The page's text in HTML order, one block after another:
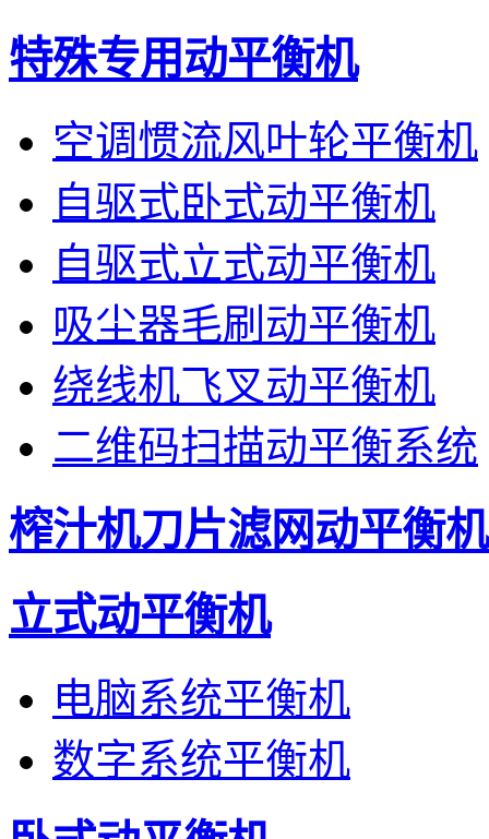
特殊专用动平衡机
空调惯流风叶轮平衡机
自驱式卧式动平衡机
自驱式立式动平衡机
吸尘器毛刷动平衡机
绕线机飞叉动平衡机
二维码扫描动平衡系统
榨汁机刀片滤网动平衡机
立式动平衡机
电脑系统平衡机
数字系统平衡机